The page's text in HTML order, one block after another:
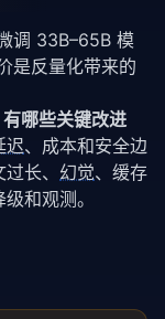
调 33B–65B 模
是反量化带来的
哪些关键改进
迟、成本和安全边
长、 幻觉、缓存
和观测。